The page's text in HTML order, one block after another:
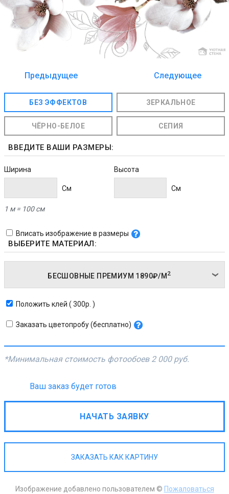
Предыдущее
Следующее
БЕЗ ЭФФЕКТОВ ЗЕРКАЛЬНОЕ
ЧЁРНО-БЕЛОЕ СЕПИЯ
ВВЕДИТЕ ВАШИ РАЗМЕРЫ:
Ширина
Cм
Высота
Cм
1 м = 100 см
Вписать изображение в размеры
ВЫБЕРИТЕ МАТЕРИАЛ:
БЕСШОВНЫЕ ПРЕМИУМ 1890₽/М 2
Положить клей ( 300р. )
Заказать цветопробу (бесплатно)
*Минимальная стоимость фотообоев 2 000 руб.
Ваш заказ будет готов
НАЧАТЬ ЗАЯВКУ
ЗАКАЗАТЬ КАК КАРТИНУ
Изображение добавлено пользователем © Пожаловаться